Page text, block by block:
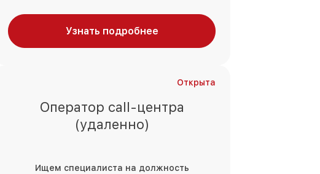
Узнать подробнее
Открыта
Оператор call-центра
(удаленно)
Ищем специалиста на должность